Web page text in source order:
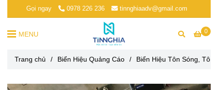
Gọi ngay 0978 226 236 tinnghiaadv@gmail.com
0
MENU
Trang chủ / Biển Hiệu Quảng Cáo / Biển Hiệu Tôn Sóng, Tôn